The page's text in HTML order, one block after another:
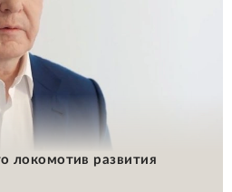
локомотив развития